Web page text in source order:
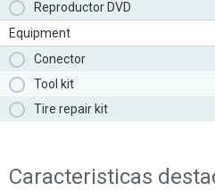
Reproductor DVD
Equipment
Conector
Tool kit
Tire repair kit
Caracteristicas